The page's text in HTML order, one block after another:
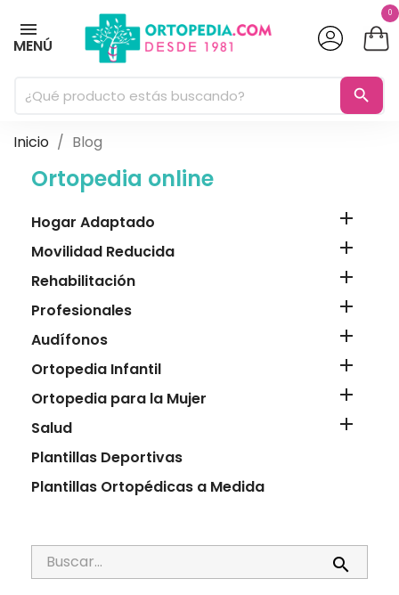
MENÚ
0
search
Inicio Blog
Ortopedia online
Hogar Adaptado 
Movilidad Reducida 
Rehabilitación 
Profesionales 
Audífonos 
Ortopedia Infantil 
Ortopedia para la Mujer 
Salud 
Plantillas Deportivas
Plantillas Ortopédicas a Medida
